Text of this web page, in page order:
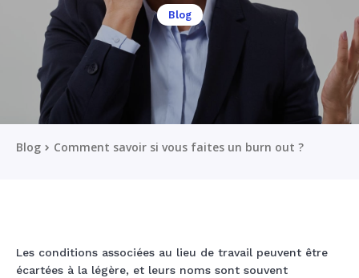
Blog
Blog Comment savoir si vous faites un burn out ?
Les conditions associées au lieu de travail peuvent être
écartées à la légère, et leurs noms sont souvent